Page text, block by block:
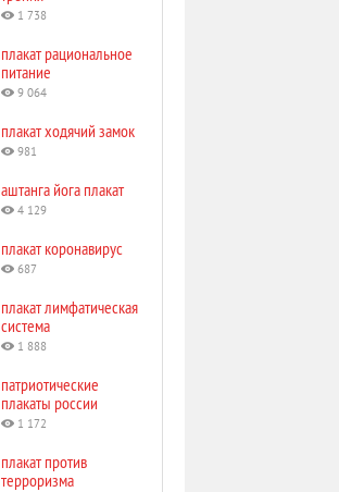
1 738
плакат рациональное
питание
9 064
плакат ходячий замок
981
аштанга йога плакат
4 129
плакат коронавирус
687
плакат лимфатическая
система
1 888
патриотические
плакаты россии
1 172
плакат против
терроризма